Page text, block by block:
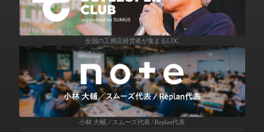
全国の工務店経営者が集まるLDC
小林 大輔／スムーズ代表 / Replan代表